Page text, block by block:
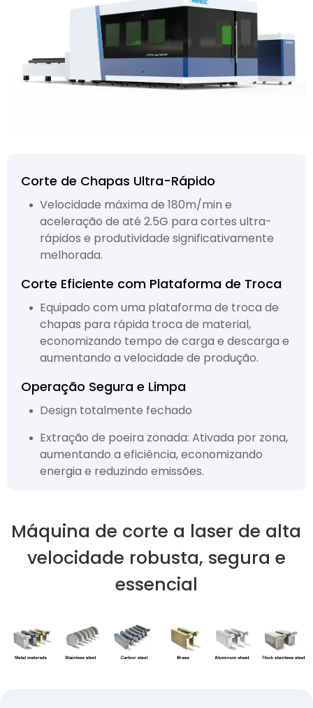
Corte de Chapas Ultra-Rápido
Velocidade máxima de 180m/min e
aceleração de até 2.5G para cortes ultra-
rápidos e produtividade significativamente
melhorada.
Corte Eficiente com Plataforma de Troca
Equipado com uma plataforma de troca de
chapas para rápida troca de material,
economizando tempo de carga e descarga e
aumentando a velocidade de produção.
Operação Segura e Limpa
Design totalmente fechado
Extração de poeira zonada: Ativada por zona,
aumentando a eficiência, economizando
energia e reduzindo emissões.
Máquina de corte a laser de alta
velocidade robusta, segura e
essencial